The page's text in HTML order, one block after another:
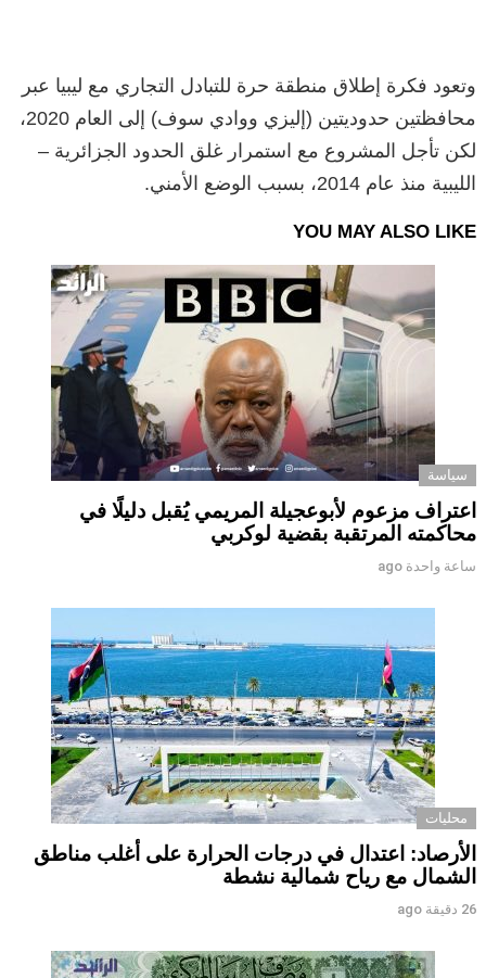
وتعود فكرة إطلاق منطقة حرة للتبادل التجاري مع ليبيا عبر
محافظتين حدوديتين (إليزي ووادي سوف) إلى العام 2020،
لكن تأجل المشروع مع استمرار غلق الحدود الجزائرية –
الليبية منذ عام 2014، بسبب الوضع الأمني.
YOU MAY ALSO LIKE
سياسة
اعتراف مزعوم لأبوعجيلة المريمي يُقبل دليلًا في
محاكمته المرتقبة بقضية لوكربي
ساعة واحدة ago
محليات
الأرصاد: اعتدال في درجات الحرارة على أغلب مناطق
الشمال مع رياح شمالية نشطة
26 دقيقة ago